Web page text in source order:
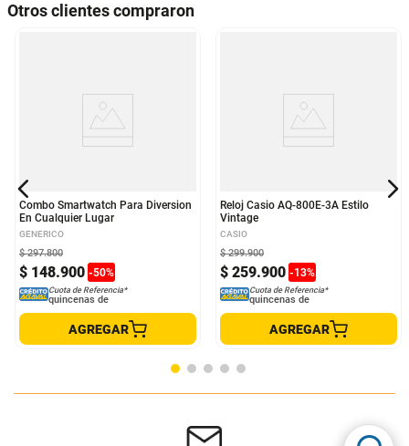
Otros clientes compraron
Combo Smartwatch Para Diversion
En Cualquier Lugar
GENERICO
$ 148.900 -50%
$ 297.800
Cuota de Referencia*
quincenas de
AGREGAR
Reloj Casio AQ-800E-3A Estilo
Vintage
CASIO
$ 259.900 -13%
$ 299.900
Cuota de Referencia*
quincenas de
AGREGAR